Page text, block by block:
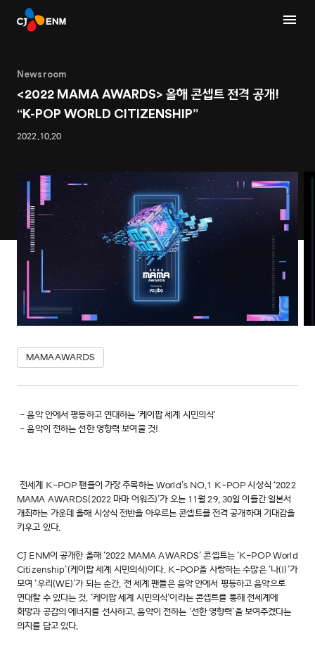
Newsroom
<2022 MAMA AWARDS> 올해 콘셉트 전격 공개!
“K-POP WORLD CITIZENSHIP”
2022.10.20
MAMAAWARDS
- 음악 안에서 평등하고 연대하는 '케이팝 세계 시민의식'
- 음악이 전하는 선한 영향력 보여줄 것!
전세계 K-POP 팬들이 가장 주목하는 World’s NO.1 K-POP 시상식 ‘2022
MAMA AWARDS(2022 마마 어워즈)’가 오는 11월 29, 30일 이틀간 일본서
개최하는 가운데 올해 시상식 전반을 아우르는 콘셉트를 전격 공개하며 기대감을
키우고 있다.
CJ ENM이 공개한 올해 ‘2022 MAMA AWARDS’ 콘셉트는 ‘K-POP World
Citizenship’(케이팝 세계 시민의식)이다. K-POP을 사랑하는 수많은 ‘나(I)’가
모여 ‘우리(WE)’가 되는 순간, 전 세계 팬들은 음악 안에서 평등하고 음악으로
연대할 수 있다는 것. ‘케이팝 세계 시민의식’이라는 콘셉트를 통해 전세계에
희망과 공감의 에너지를 선사하고, 음악이 전하는 ‘선한 영향력’을 보여주겠다는
의지를 담고 있다.